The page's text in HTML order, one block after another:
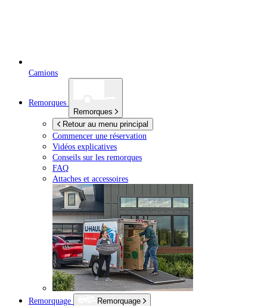
Camions
Remorques
Remorques
Retour au menu principal
Commencer une réservation
Vidéos explicatives
Conseils sur les remorques
FAQ
Attaches et accessoires
Remorquage
Remorquage